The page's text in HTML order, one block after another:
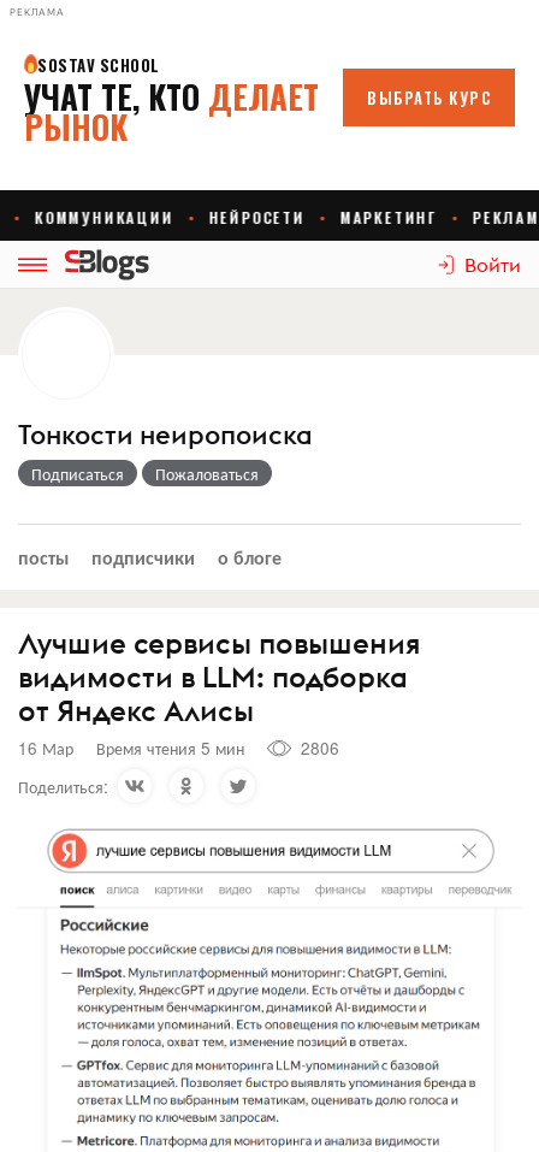
РЕКЛАМА
Войти
Тонкости неиропоиска
Подписаться Пожаловаться
посты подписчики о блоге
Лучшие сервисы повышения
видимости в LLM: подборка
от Яндекс Алисы
16 Мар Время чтения 5 мин
2806
Поделиться: